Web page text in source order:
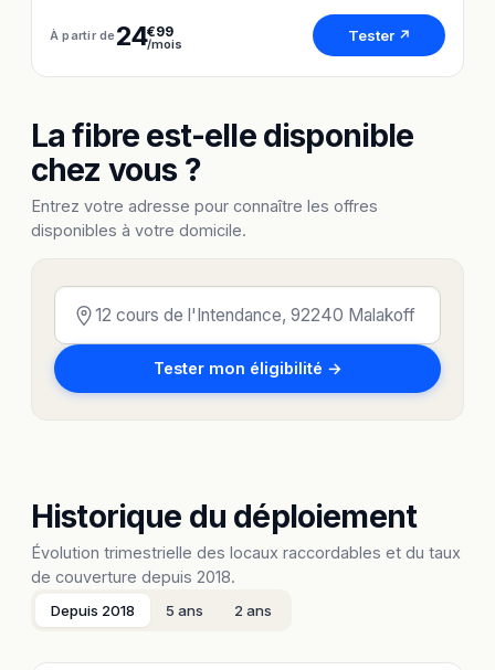
À partir de 24€99
/mois Tester ↗
La fibre est-elle disponible
chez vous ?
Entrez votre adresse pour connaître les offres
disponibles à votre domicile.
Tester mon éligibilité →
Historique du déploiement
Évolution trimestrielle des locaux raccordables et du taux
de couverture depuis 2018.
Depuis 2018 5 ans 2 ans